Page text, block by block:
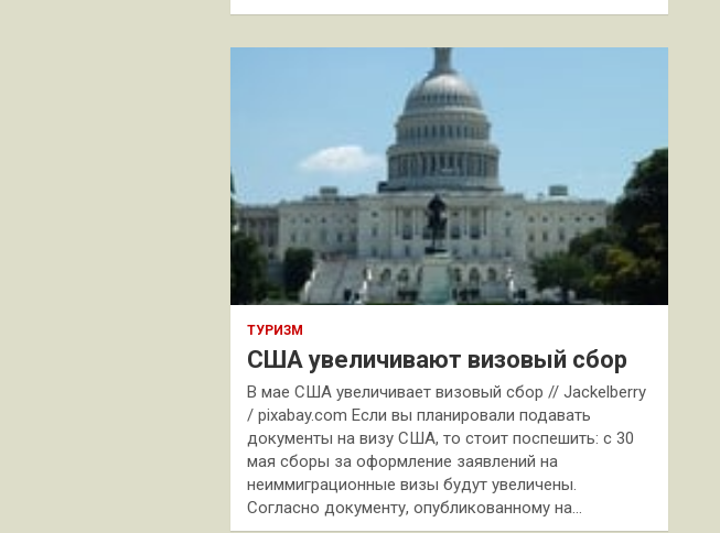
ТУРИЗМ
США увеличивают визовый сбор
В мае США увеличивает визовый сбор // Jackelberry
/ pixabay.com Если вы планировали подавать
документы на визу США, то стоит поспешить: с 30
мая сборы за оформление заявлений на
неиммиграционные визы будут увеличены.
Согласно документу, опубликованному на…